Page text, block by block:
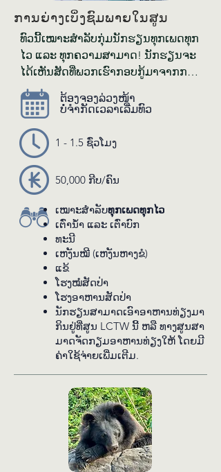
ການ​ຍ່າງ​ເບິ່ງ​ຊົມ​ພາຍ​ໃນ​ສູນ
ທົວ​ນີ້​ເໝາະ​ສຳ​ລັບ​ກຸ່ມ​ນັກ​ຮຽນ​ທຸກ​ເພດ​ທຸກ​
ໄວ ແລະ ທຸກ​ຄວາມ​ສາ​ມາດ! ນັກ​ຮຽນ​ຈະ​
ໄດ້​ເຫັນ​ສັດ​ທີ່​ພວກ​ເຮົາ​ກອບ​ກູ້​ມາ​ຈາກ​ການ​
ຄ້າ​ສັດ​ປ່າ​ທີ່​ຜິດ​ກົດ​ໝາຍ ເຊິ່ງໃນ​ປັດ​ຈຸ​ບັນ
ມີ​ການ​ຈະ​ເລີນ​ເຕີບ​ໂຕ​ຢູ່​ໃນ​ຄອກ​ທຳ​ມະ​
ຊາດ ແລະ ຍັງ​ຈະ​ໄດ້​ຮຽ​ນ​ຮູ້​ກ່ຽວ​ກັບ​ການ​
ປັບ​ຕົວ​ທີ່​ເປັນ​ເອ​ກະ​ລັກ ແລະ ຄວາມ​ທ້າ​
ທາຍ​ໃນ​ການ​ອະ​ນຸ​ລັກ​ສັດ​ຈຳ​ພວກ​ດັ່ງ​ກ່າວ.
ທີມ​ງານ​ຂອງ​ພວກ​ເຮົາ​ສາ​ມາດ​ປັບ​ການບັນ​
ລະ​ຍາຍ​ໃຫ້​ກົງ​ກັບ​ຫຼັກ​ສູດ​ການ​ຮຽນ​ຂອງ​
ທ່ານ—ບໍ່​ວ່າ​ຈະ​ເປັນຊີ​ວະ​ສາດ, ວິ​ທະ​ຍາ​
ສາດ​ສິ່ງ​ແວດ​ລ້ອມ, ພູມ​ສາດ ຫລື ຈັນ​ຍາ​
ບັນ​ອື່ນໆ—ເຮັດ​ໃຫ້​ເປັນ​ປະ​ສົບ​ການ​ທີ່​ມີ​
ຄວາມ​ໝາຍ ແລະ ຄວາມຮູ້. ນອກ​ຈາກນີ້
ນັກ​ຮຽນ​ຍັງ​ຈະ​ໄດ້​ເຫັນ​ໂຄງ​ການ​ປະ​ສົມ​
ພັນ​ສັດ ເພື່ອ​ການ​ອະ​ນຸ​ລັກ​ຂອງ​ LCTW ເຊິ່ງ​
ເປັນ​ໂຄງ​ການ​ປະ​ສົມ​ພັນ​ສັ​ດ​ທີ່​ໃກ້​ຈະ​ສູນ​
ພັນ ເພື່ອ​ຊ່ວຍ​ຟື້ນ​ຟູ​ປະ​ຊາ​ກອນ​ສັດ​ປ່າ​ໃນ​
ລາວ. ການ​ທົວ​ແບບນີ້​ຈະ​ເປັນ​ບົດ​ຮຽນ​ທີ່​
ເຮັດ​ໃຫ້​ນັກ​ຮຽນມີ​ຊີ​ວິດ​ຊີ​ວາ​ຫຼາຍ​ຂຶ້ນ​ຢ່າງ​
ລືມ​ບໍ່​ໄດ້!
ຕ້ອງ​ຈອງ​ລ່ວງ​ໜ້າ
ບໍ່​ຈຳ​ກັດ​ເວ​ລາ​ເລີ່ມ​ທົວ
1 - 1.5 ຊົ່ວ​ໂມງ
50,000 ກີບ/ຄົນ
ເໝາະ​ສຳ​ລັບ​ທຸກ​ເພດ​ທຸກ​ໄວ
ເຕົ່າ​ນ້ຳ ແລະ ເຕົ່າ​ບົກ
ທະ​ນີ
ເຫງັນ​ໝີ (ເຫງັນ​ຫາງ​ຂໍ)
ແຂ້
ໂຮງ​ໝໍ​ສັດ​ປ່າ
ໂຮງ​ອາ​ຫານ​ສັດປ່າ
ນັກ​ຮຽນ​ສາ​ມາດ​ເອົາ​ອາ​ຫານ​ທ່ຽງ​ມາ​
ກິນ​ຢູ່​ທີ່​ສູນ LCTW ນີ້ ຫລື ທາງ​ສູນ​ສາ​
ມາດ​ຈັດ​ກຽມ​ອາ​ຫານ​ທ່ຽງ​ໃຫ້ ໂດຍມ​ີ​
ຄ່າ​ໃຊ້​ຈ່າຍ​ເພີ່ມ​ເຕີມ.